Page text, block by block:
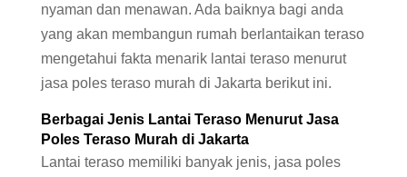
nyaman dan menawan. Ada baiknya bagi anda
yang akan membangun rumah berlantaikan teraso
mengetahui fakta menarik lantai teraso menurut
jasa poles teraso murah di Jakarta berikut ini.
Berbagai Jenis Lantai Teraso Menurut Jasa
Poles Teraso Murah di Jakarta
Lantai teraso memiliki banyak jenis, jasa poles